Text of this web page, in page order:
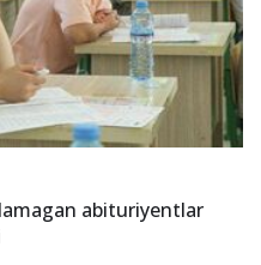
abituriyentlar